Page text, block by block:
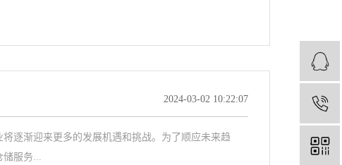
2024-03-02 10:22:07
逐渐迎来更多的发展机遇和挑战。为了顺应未来趋
服务...